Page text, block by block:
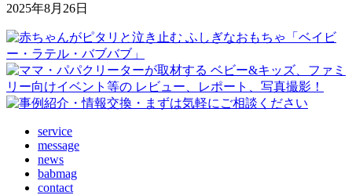
2025年8月26日
service
message
news
babmag
contact